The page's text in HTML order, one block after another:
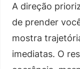
A direção
de prender
mostra
imediatas. O